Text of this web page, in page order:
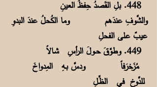
448. بلِ القَصدُ حِفظُ العينِ
والشَّوفِ عندَهم وما الكُحلُ عندَ البدوِ
عيبٌ عـلى الفحلِ
449. وطوَّقَ حــولَ الرأسِ شـالاً
مُزَخرَفاً ودسَّ بـهِ المِدواخَ
للدَّوخِ في الظِّـلِ